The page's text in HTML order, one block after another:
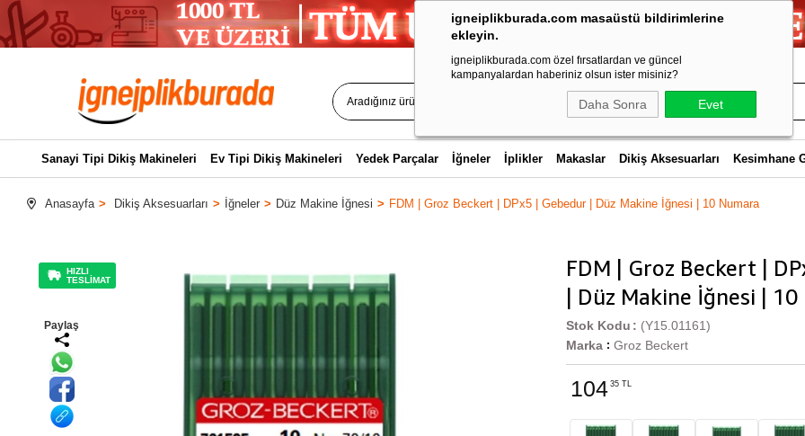
igneiplikburada.com masaüstü bildirimlerine
ekleyin.
igneiplikburada.com özel fırsatlardan ve güncel
kampanyalardan haberiniz olsun ister misiniz?
Daha Sonra Evet
Sanayi Tipi Dikiş Makineleri Ev Tipi Dikiş Makineleri Yedek Parçalar İğneler İplikler Makaslar Dikiş Aksesuarları Kesimhane
Anasayfa Dikiş Aksesuarları İğneler Düz Makine İğnesi FDM | Groz Beckert | DPx5 | Gebedur | Düz Makine İğnesi | 10 Numara
HIZLI
TESLİMAT
Paylaş
FDM | Groz Beckert |
| Düz Makine İğnesi |
(Y15.01161)
Stok Kodu
Marka : Groz Beckert
104 35 TL